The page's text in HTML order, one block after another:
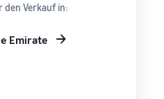
den Verkauf in:
Emirate